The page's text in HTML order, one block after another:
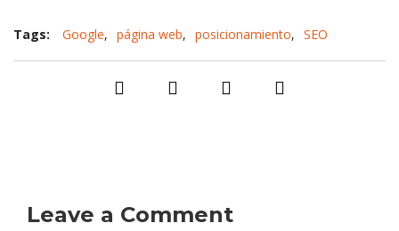
Tags: Google, página web, posicionamiento, SEO
Leave a Comment